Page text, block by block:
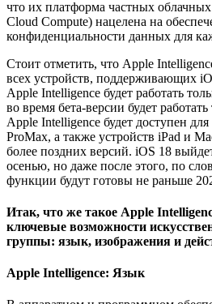
что их платформа частных
Cloud Compute) нацелена на
конфиденциальности данных для
Стоит отметить, что Apple
всех устройств, поддерживающих
Apple Intelligence будет работать
во время бета-версии будет
Apple Intelligence будет доступен
ProMax, а также устройств iPad и
более поздних версий. iOS 18
осенью, но даже после этого, по
функции будут готовы не раньше
Итак, что же такое Apple
ключевые возможности
группы: язык, изображения и
Apple Intelligence: Язык